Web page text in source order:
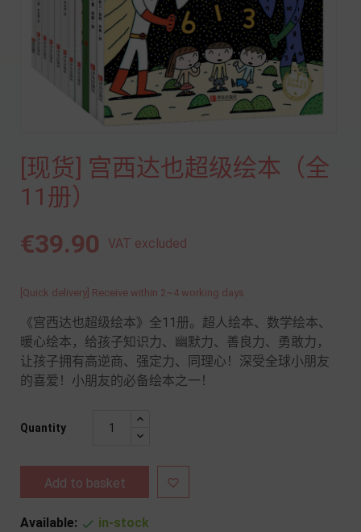
[现货] 宫西达也超级绘本（全
11册）
€39.90 VAT excluded
[Quick delivery] Receive within 2~4 working days
《宫西达也超级绘本》全11册。超人绘本、数学绘本、
暖心绘本，给孩子知识力、幽默力、善良力、勇敢力，
让孩子拥有高逆商、强定力、同理心！深受全球小朋友
的喜爱！小朋友的必备绘本之一！
Quantity
Add to basket 
Available:  in-stock